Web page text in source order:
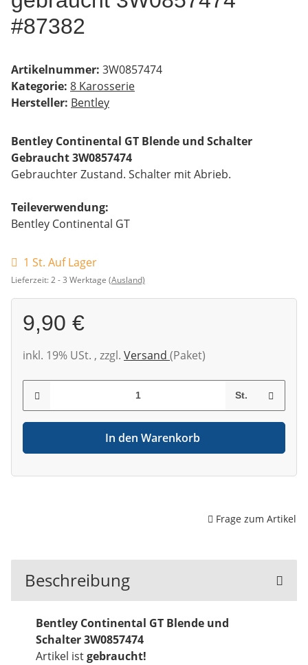
#87382
Artikelnummer: 3W0857474
Kategorie: 8 Karosserie
Hersteller: Bentley
Bentley Continental GT Blende und Schalter
Gebraucht 3W0857474
Gebrauchter Zustand. Schalter mit Abrieb.
Teileverwendung:
Bentley Continental GT
1 St. Auf Lager
Lieferzeit:2 - 3 Werktage (Ausland)
9,90 €
inkl. 19% USt. , zzgl. Versand (Paket)
St.
In den Warenkorb
Frage zum Artikel
Beschreibung
Bentley Continental GT Blende und
Schalter 3W0857474
Artikel istgebraucht!